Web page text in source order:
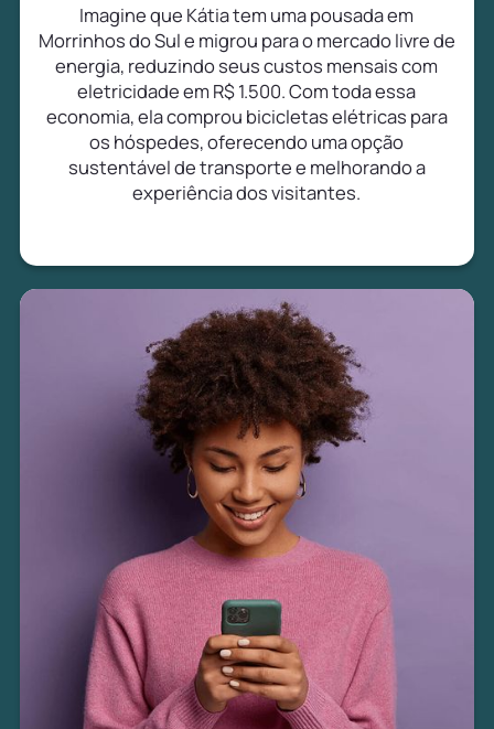
Imagine que Kátia tem uma pousada em
Morrinhos do Sul e migrou para o mercado livre de
energia, reduzindo seus custos mensais com
eletricidade em R$ 1.500. Com toda essa
economia, ela comprou bicicletas elétricas para
os hóspedes, oferecendo uma opção
sustentável de transporte e melhorando a
experiência dos visitantes.